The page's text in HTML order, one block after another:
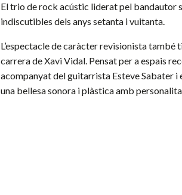
El trio de rock acústic liderat pel bandautor
indiscutibles dels anys setanta i vuitanta.
L’espectacle de caràcter revisionista també
carrera de Xavi Vidal. Pensat per a espais
acompanyat del guitarrista Esteve Sabater
una bellesa sonora i plàstica amb